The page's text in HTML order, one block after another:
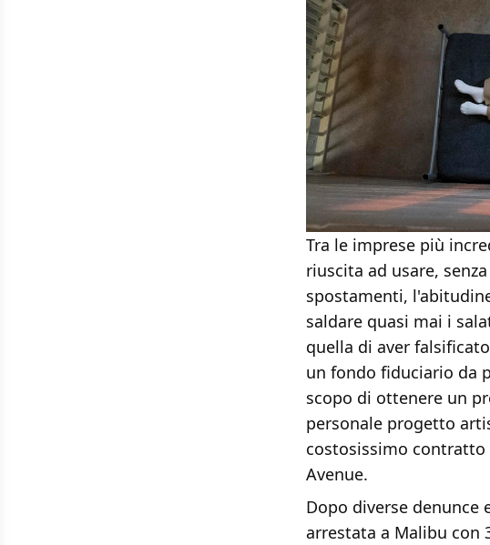
Tra le imprese più
riuscita ad usare,
spostamenti,
saldare quasi mai i
quella di aver
un fondo fiduciario da
scopo di ottenere un
personale progetto
costosissimo contratto
Avenue.
Dopo diverse denunce
arrestata a Malibu con